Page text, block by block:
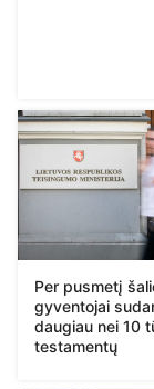
Per pusmetį
gyventojai
daugiau nei 10
testamentų